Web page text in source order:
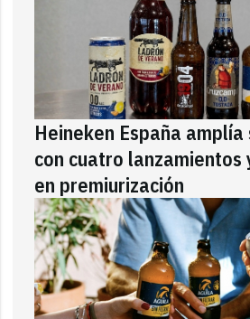
Heineken España
con cuatro lanzamientos
en premiurización